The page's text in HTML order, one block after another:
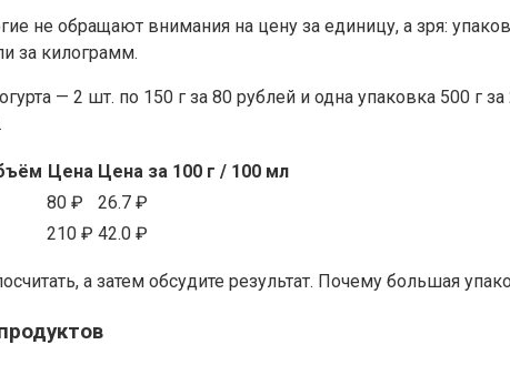
не обращают внимания на цену за единицу, а зря:
за килограмм.
— 2 шт. по 150 г за 80 рублей и одна упаковка 500 г
Цена Цена за 100 г / 100 мл
80 ₽
26.7 ₽
210 ₽ 42.0 ₽
а затем обсудите результат. Почему большая